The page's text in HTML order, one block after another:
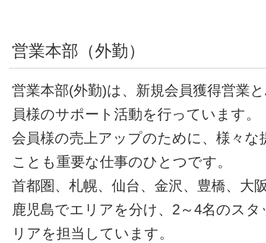
営業本部（外勤）
営業本部(外勤)は、新規会員獲得営業
員様のサポート活動を行っています。
会員様の売上アップのために、様々な
ことも重要な仕事のひとつです。
首都圏、札幌、仙台、金沢、豊橋、大
鹿児島でエリアを分け、2～4名のス
リアを担当しています。